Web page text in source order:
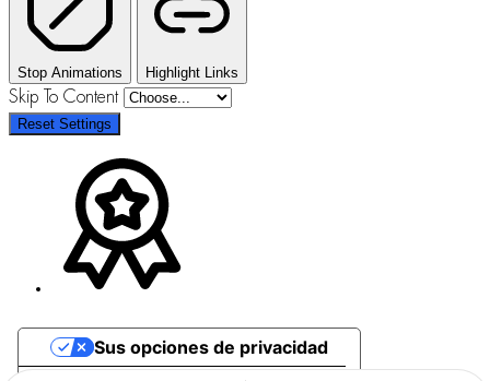
Stop Animations Highlight Links
Skip To Content
Reset Settings
Sus opciones de privacidad